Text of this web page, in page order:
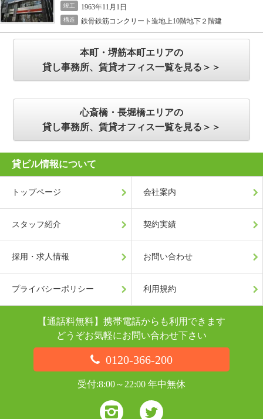
竣工 1963年11月1日
構造 鉄骨鉄筋コンクリート造地上10階地下２階建
本町・堺筋本町エリアの
貸し事務所、賃貸オフィス一覧を見る＞＞
心斎橋・長堀橋エリアの
貸し事務所、賃貸オフィス一覧を見る＞＞
貸ビル情報について
トップページ 会社案内
スタッフ紹介 契約実績
採用・求人情報 お問い合わせ
プライバシーポリシー 利用規約
【通話料無料】携帯電話からも利用できます
どうぞお気軽にお問い合わせ下さい
0120-366-200
受付:8:00～22:00 年中無休